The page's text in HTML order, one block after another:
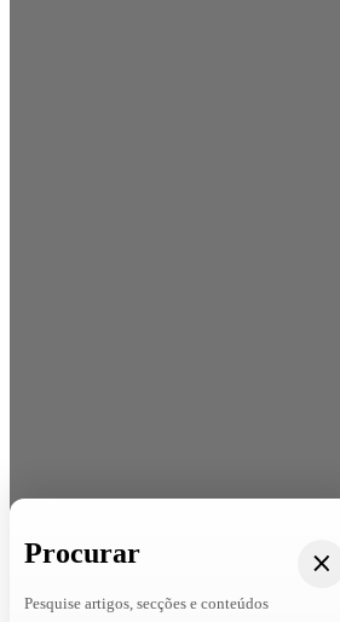
Procurar
Pesquise artigos, secções e conteúdos